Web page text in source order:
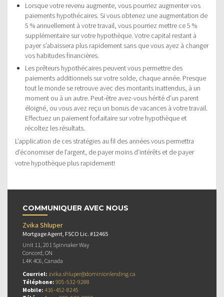
Lorsque votre revenu augmente, vous pourriez augmenter vos
paiements hypothécaires. Si vous obtenez une augmentation de
5 % annuellement à votre travail, vous pourriez mettre ce 5 %
supplémentaire sur votre hypothèque. Votre capital restant à
payer s’abaissera plus rapidement sans que vous ayez à changer
vos habitudes financières.
Les prêteurs hypothécaires peuvent vous permettre des
paiements additionnels sur votre solde, chaque année. Presque
tout le monde se retrouve avec des montants inattendus, à un
moment ou à un autre. Peut-être avez-vous hérité d’un parent
éloigné, ou vous avez reçu un bonus de vacances à votre travail.
Effectuez un paiement forfaitaire sur votre hypothèque et
récoltez les résultats.
L’application de ces stratégies au fil des années vous permettra
d’économiser de l’argent, de payer moins d’intérêts et de payer
votre hypothèque plus rapidement!
COMMUNIQUER AVEC NOUS
Zvika Shluper
Mortgage Agent, FSCO Lic. #12465
Unit 11, 201 Spinnaker Way
Concord, ON
L4K 4C6, Canada
Courriel: zvika.shluper@dominionlending.ca
Téléphone: 905-532-9288
Mobile: 416-452-8245